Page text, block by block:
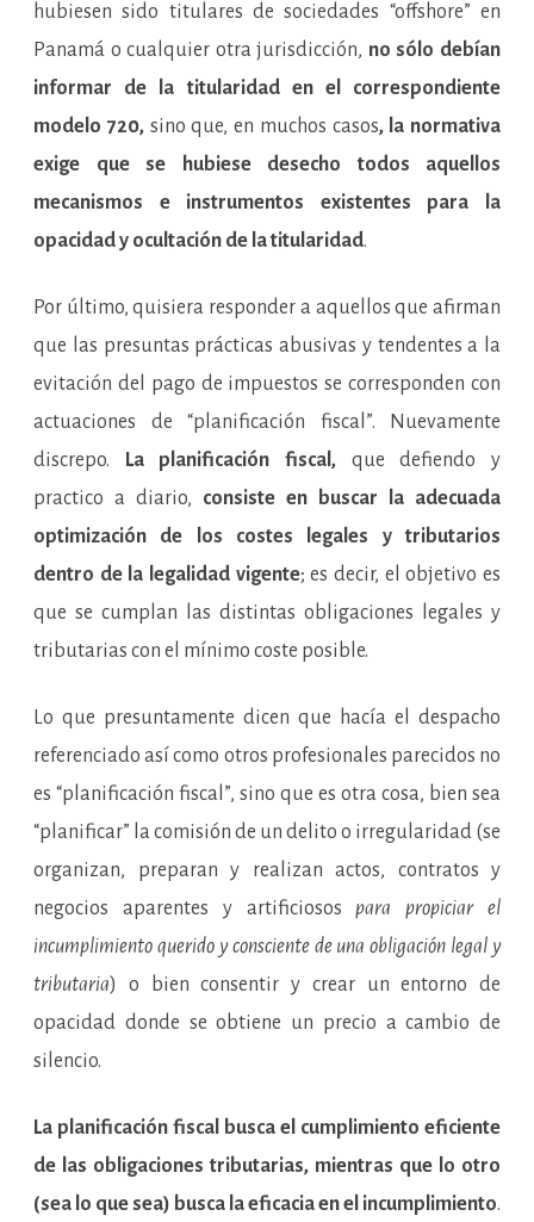
hubiesen sido titulares de sociedades “offshore” en
Panamá o cualquier otra jurisdicción, no sólo debían
informar de la titularidad en el correspondiente
modelo 720, sino que, en muchos casos, la normativa
exige que se hubiese desecho todos aquellos
mecanismos e instrumentos existentes para la
opacidad y ocultación de la titularidad.
Por último, quisiera responder a aquellos que afirman
que las presuntas prácticas abusivas y tendentes a la
evitación del pago de impuestos se corresponden con
actuaciones de “planificación fiscal”. Nuevamente
discrepo.
La planificación fiscal, que defiendo y
practico a diario, consiste en buscar la adecuada
optimización de los costes legales y tributarios
dentro de la legalidad vigente; es decir, el objetivo es
que se cumplan las distintas obligaciones legales y
tributarias con el mínimo coste posible.
Lo que presuntamente dicen que hacía el despacho
referenciado así como otros profesionales parecidos no
es “planificación fiscal”, sino que es otra cosa, bien sea
“planificar” la comisión de un delito o irregularidad (se
organizan, preparan y realizan actos, contratos y
negocios aparentes y artificiosospara propiciar el
incumplimiento querido y consciente de una obligación legal y
tributaria) o bien consentir y crear un entorno de
opacidad donde se obtiene un precio a cambio de
silencio.
La planificación fiscal busca el cumplimiento eficiente
de las obligaciones tributarias, mientras que lo otro
(sea lo que sea) busca la eficacia en el incumplimiento.